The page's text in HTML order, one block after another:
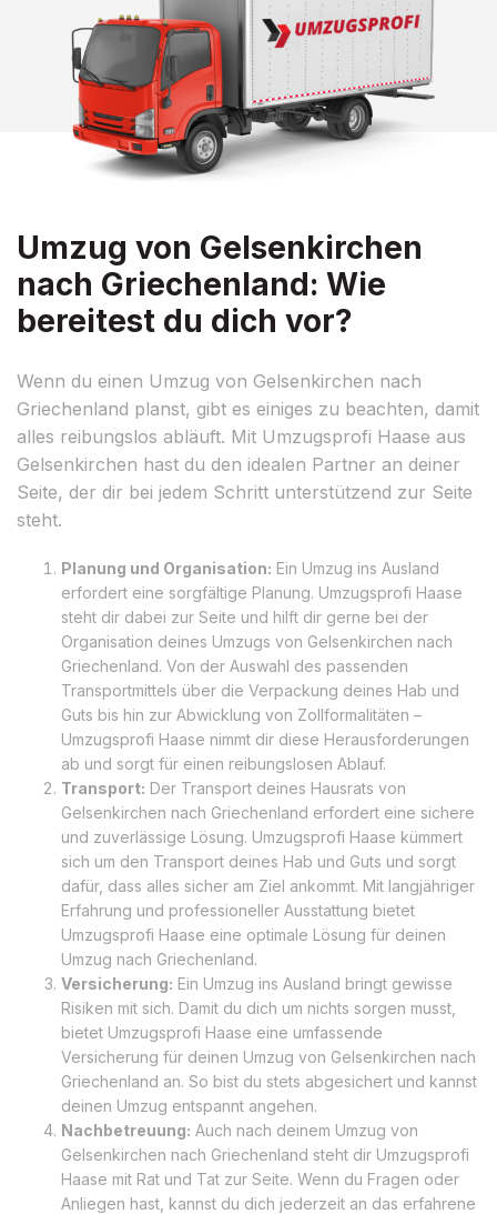
Umzug von Gelsenkirchen
nach Griechenland: Wie
bereitest du dich vor?
Wenn du einen Umzug von Gelsenkirchen nach
Griechenland planst, gibt es einiges zu beachten, damit
alles reibungslos abläuft. Mit Umzugsprofi Haase aus
Gelsenkirchen hast du den idealen Partner an deiner
Seite, der dir bei jedem Schritt unterstützend zur Seite
steht.
Planung und Organisation: Ein Umzug ins Ausland
erfordert eine sorgfältige Planung. Umzugsprofi Haase
steht dir dabei zur Seite und hilft dir gerne bei der
Organisation deines Umzugs von Gelsenkirchen nach
Griechenland. Von der Auswahl des passenden
Transportmittels über die Verpackung deines Hab und
Guts bis hin zur Abwicklung von Zollformalitäten –
Umzugsprofi Haase nimmt dir diese Herausforderungen
ab und sorgt für einen reibungslosen Ablauf.
Transport: Der Transport deines Hausrats von
Gelsenkirchen nach Griechenland erfordert eine sichere
und zuverlässige Lösung. Umzugsprofi Haase kümmert
sich um den Transport deines Hab und Guts und sorgt
dafür, dass alles sicher am Ziel ankommt. Mit langjähriger
Erfahrung und professioneller Ausstattung bietet
Umzugsprofi Haase eine optimale Lösung für deinen
Umzug nach Griechenland.
Versicherung: Ein Umzug ins Ausland bringt gewisse
Risiken mit sich. Damit du dich um nichts sorgen musst,
bietet Umzugsprofi Haase eine umfassende
Versicherung für deinen Umzug von Gelsenkirchen nach
Griechenland an. So bist du stets abgesichert und kannst
deinen Umzug entspannt angehen.
Nachbetreuung: Auch nach deinem Umzug von
Gelsenkirchen nach Griechenland steht dir Umzugsprofi
Haase mit Rat und Tat zur Seite. Wenn du Fragen oder
Anliegen hast, kannst du dich jederzeit an das erfahrene